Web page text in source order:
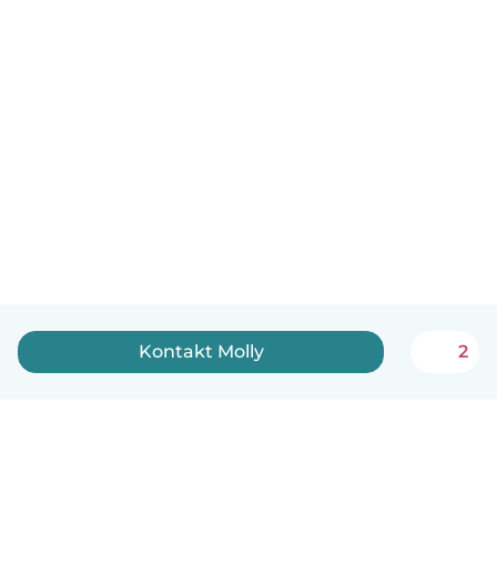
Kontakt Molly️ 2